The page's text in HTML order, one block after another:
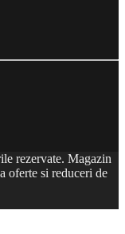
rezervate. Magazin
oferte si reduceri de